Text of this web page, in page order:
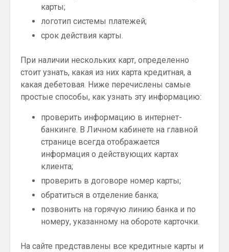
карты;
логотип системы платежей;
срок действия карты.
При наличии нескольких карт, определенно
стоит узнать, какая из них карта кредитная, а
какая дебетовая. Ниже перечислены самые
простые способы, как узнать эту информацию:
проверить информацию в интернет-
банкинге. В Личном кабинете на главной
странице всегда отображается
информация о действующих картах
клиента;
проверить в договоре номер карты;
обратиться в отделение банка;
позвонить на горячую линию банка и по
номеру, указанному на обороте карточки.
На сайте представлены все кредитные карты и